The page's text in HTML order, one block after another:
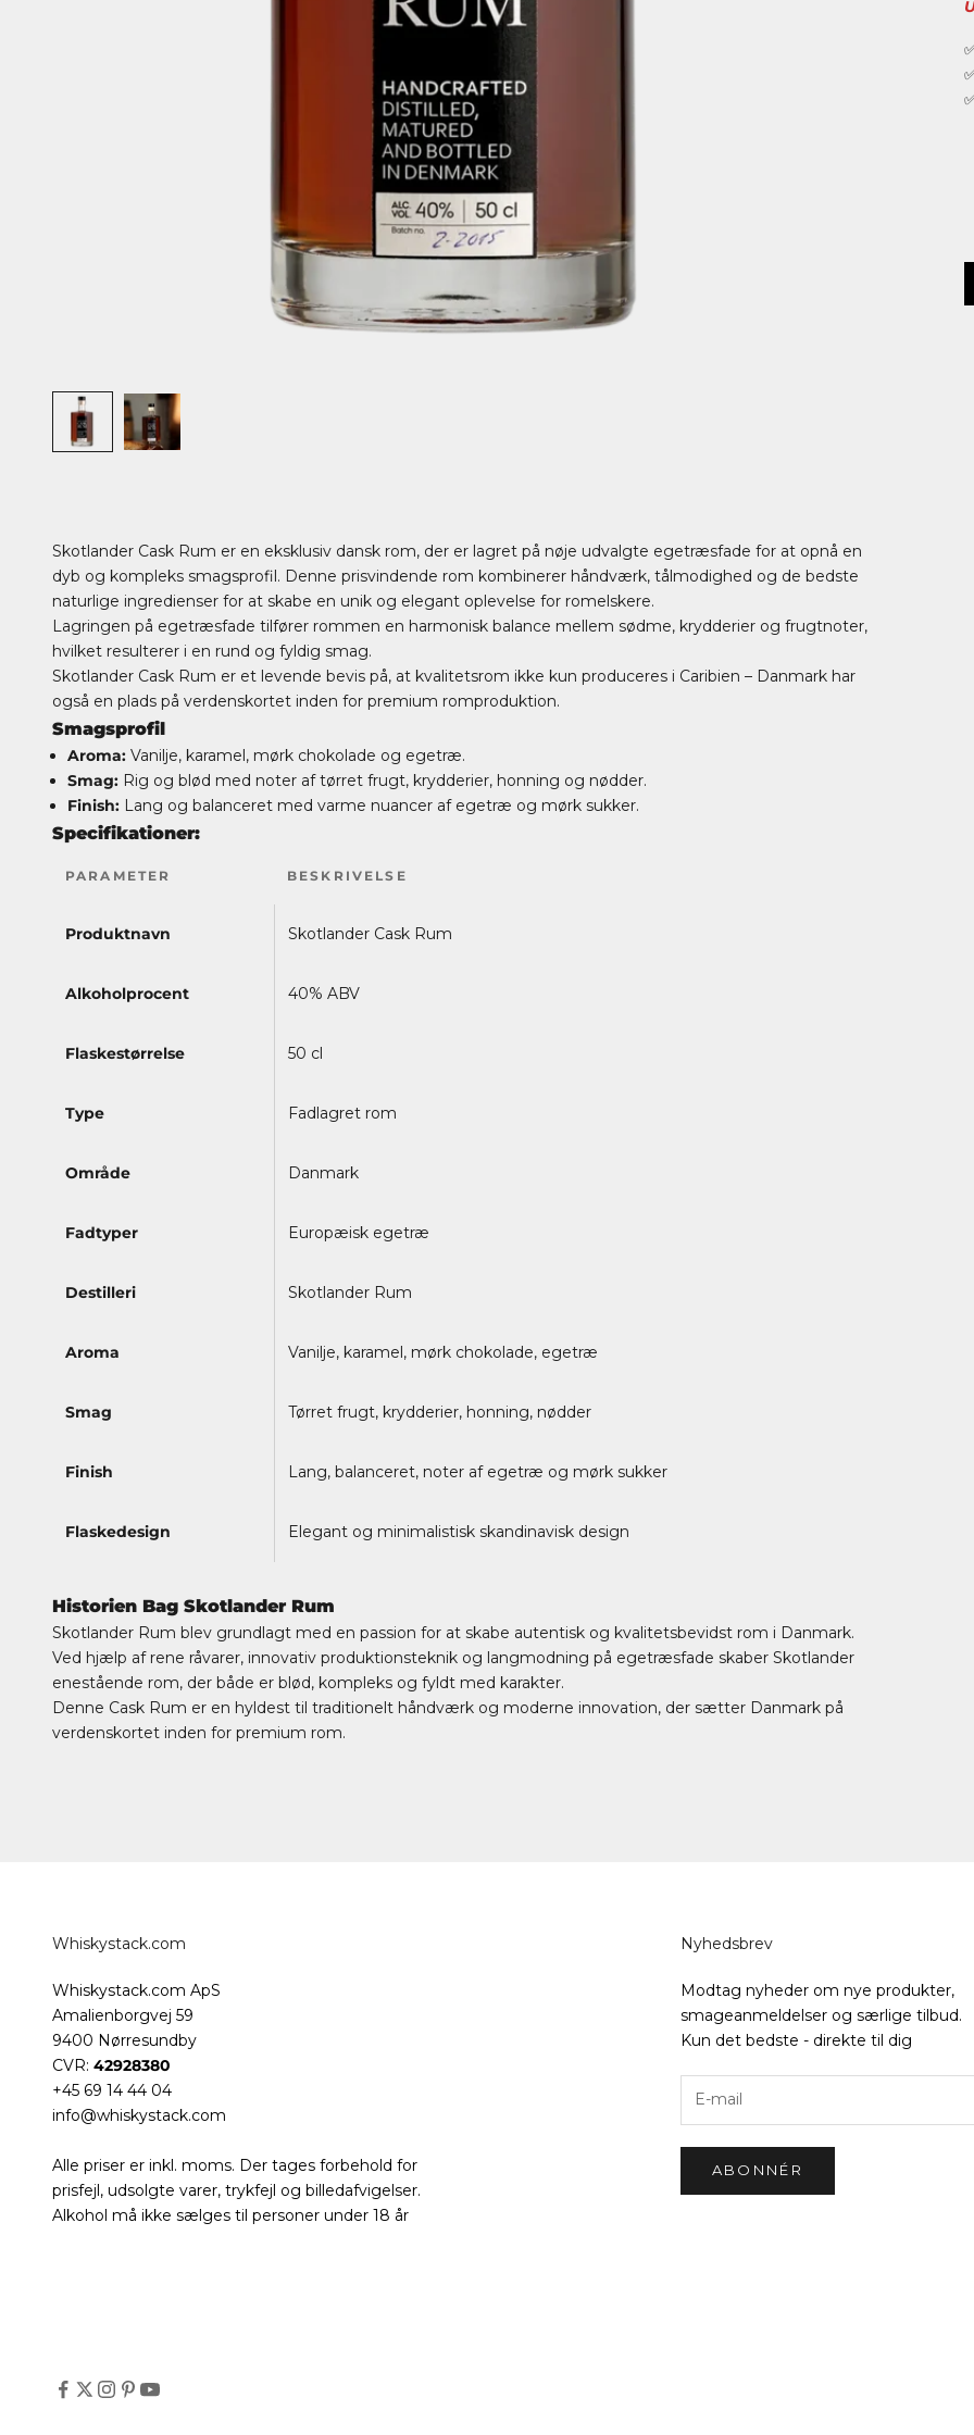
Skotlander Cask Rum er en eksklusiv dansk rom, der er lagret på nøje udvalgte egetræsfade for at opnå en
dyb og kompleks smagsprofil. Denne prisvindende rom kombinerer håndværk, tålmodighed og de bedste
naturlige ingredienser for at skabe en unik og elegant oplevelse for romelskere.
Lagringen på egetræsfade tilfører rommen en harmonisk balance mellem sødme, krydderier og frugtnoter,
hvilket resulterer i en rund og fyldig smag.
Skotlander Cask Rum er et levende bevis på, at kvalitetsrom ikke kun produceres i Caribien – Danmark har
også en plads på verdenskortet inden for premium romproduktion.
Smagsprofil
Aroma: Vanilje, karamel, mørk chokolade og egetræ.
Smag: Rig og blød med noter af tørret frugt, krydderier, honning og nødder.
Finish: Lang og balanceret med varme nuancer af egetræ og mørk sukker.
Specifikationer:
PARAMETER BESKRIVELSE
Produktnavn Skotlander Cask Rum
Alkoholprocent 40% ABV
Flaskestørrelse 50 cl
Type Fadlagret rom
Område Danmark
Fadtyper Europæisk egetræ
Destilleri Skotlander Rum
Aroma Vanilje, karamel, mørk chokolade, egetræ
Smag Tørret frugt, krydderier, honning, nødder
Finish Lang, balanceret, noter af egetræ og mørk sukker
Flaskedesign Elegant og minimalistisk skandinavisk design
Historien Bag Skotlander Rum
Skotlander Rum blev grundlagt med en passion for at skabe autentisk og kvalitetsbevidst rom i Danmark.
Ved hjælp af rene råvarer, innovativ produktionsteknik og langmodning på egetræsfade skaber Skotlander
enestående rom, der både er blød, kompleks og fyldt med karakter.
Denne Cask Rum er en hyldest til traditionelt håndværk og moderne innovation, der sætter Danmark på
verdenskortet inden for premium rom.
Whiskystack.com
Whiskystack.com ApS
Amalienborgvej 59
9400 Nørresundby
CVR: 42928380
+45 69 14 44 04
info@whiskystack.com
Alle priser er inkl. moms. Der tages forbehold for
prisfejl, udsolgte varer, trykfejl og billedafvigelser.
Alkohol må ikke sælges til personer under 18 år
Nyhedsbrev
Modtag nyheder om nye produkter,
smageanmeldelser og særlige tilbud.
Kun det bedste - direkte til dig
ABONNÉR